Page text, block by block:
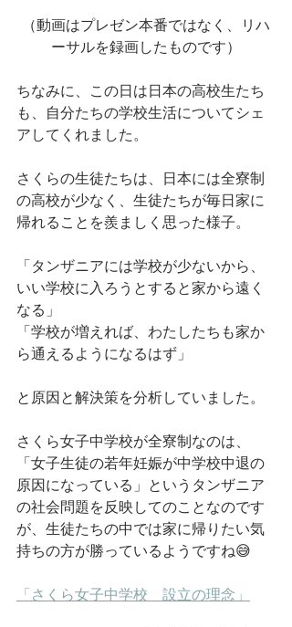
（動画はプレゼン本番ではなく、リハ
ーサルを録画したものです）
ちなみに、この日は日本の高校生たち
も、自分たちの学校生活についてシェ
アしてくれました。
さくらの生徒たちは、日本には全寮制
の高校が少なく、生徒たちが毎日家に
帰れることを羨ましく思った様子。
「タンザニアには学校が少ないから、
いい学校に入ろうとすると家から遠く
なる」
「学校が増えれば、わたしたちも家か
ら通えるようになるはず」
と原因と解決策を分析していました。
さくら女子中学校が全寮制なのは、
「女子生徒の若年妊娠が中学校中退の
原因になっている」というタンザニア
の社会問題を反映してのことなのです
が、生徒たちの中では家に帰りたい気
持ちの方が勝っているようですね😅
「さくら女子中学校　設立の理念」